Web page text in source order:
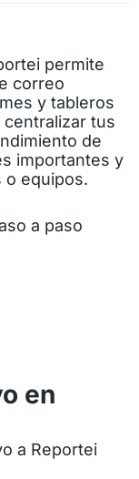
permite
correo
y tableros
tus
de
importantes y
o equipos.
a paso
en
a Reportei